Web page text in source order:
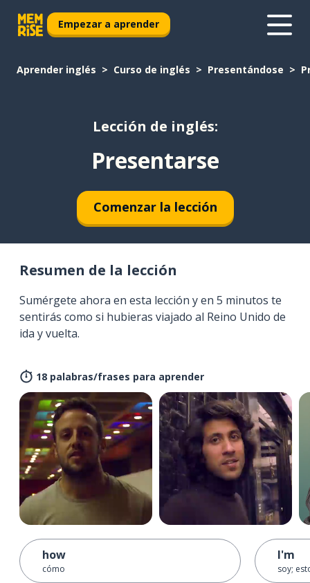
Empezar a aprender
Aprender inglés Curso de inglés Presentándose
Lección de inglés:
Presentarse
Comenzar la lección
Resumen de la lección
Sumérgete ahora en esta lección y en 5 minutos te
sentirás como si hubieras viajado al Reino Unido de
ida y vuelta.
18 palabras/frases para aprender
how
cómo
I'm
soy;